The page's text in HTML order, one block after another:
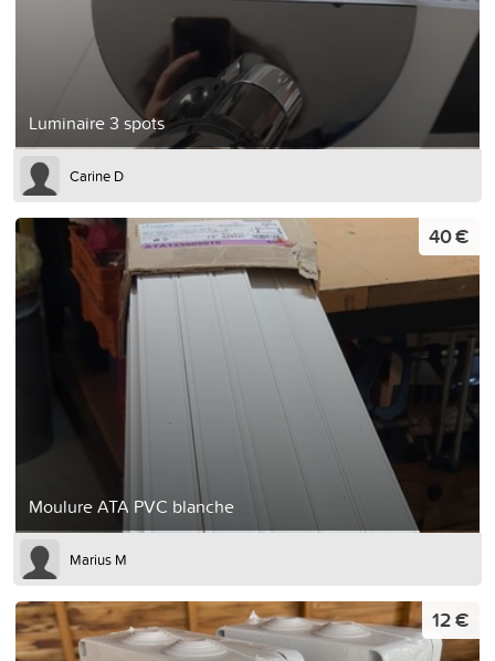
Luminaire 3 spots
Carine D
Moulure ATA PVC blanche
40 €
Marius M
12 €